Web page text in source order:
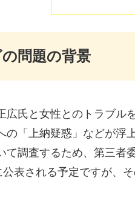
問題の背景
広氏と女性とのトラブル
の「上納疑惑」などが浮
て調査するため、第三者
表される予定ですが、